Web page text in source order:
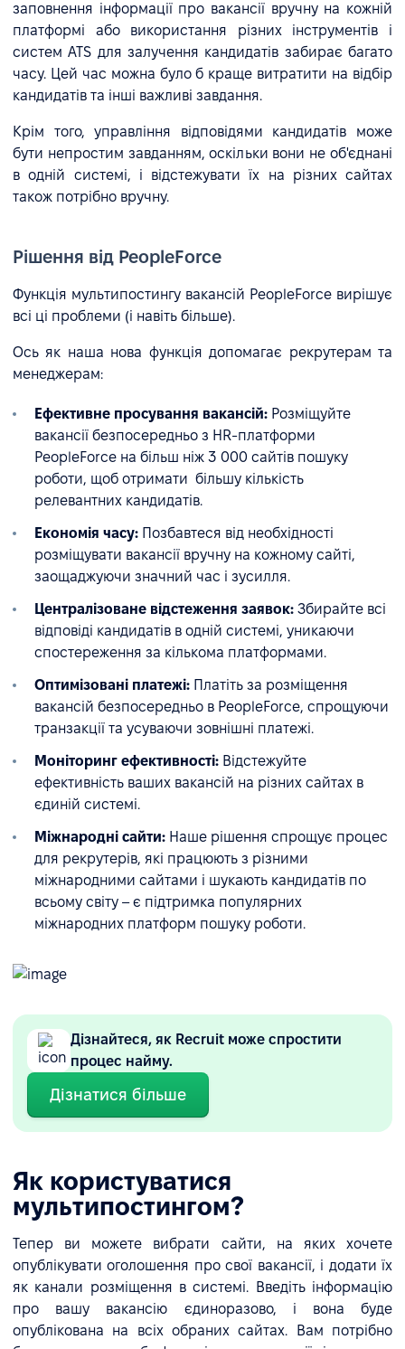
заповнення інформації про вакансії вручну на кожній
платформі або використання різних інструментів і
систем ATS для залучення кандидатів забирає багато
часу. Цей час можна було б краще витратити на відбір
кандидатів та інші важливі завдання.
Крім того, управління відповідями кандидатів може
бути непростим завданням, оскільки вони не об'єднані
в одній системі, і відстежувати їх на різних сайтах
також потрібно вручну.
Рішення від PeopleForce
Функція мультипостингу вакансій PeopleForce вирішує
всі ці проблеми (і навіть більше).
Ось як наша нова функція допомагає рекрутерам та
менеджерам:
Ефективне просування вакансій: Розміщуйте
вакансії безпосередньо з HR-платформи
PeopleForce на більш ніж 3 000 сайтів пошуку
роботи, щоб отримати більшу кількість
релевантних кандидатів.
Економія часу: Позбавтеся від необхідності
розміщувати вакансії вручну на кожному сайті,
заощаджуючи значний час і зусилля.
Централізоване відстеження заявок: Збирайте всі
відповіді кандидатів в одній системі, уникаючи
спостереження за кількома платформами.
Оптимізовані платежі: Платіть за розміщення
вакансій безпосередньо в PeopleForce, спрощуючи
транзакції та усуваючи зовнішні платежі.
Моніторинг ефективності: Відстежуйте
ефективність ваших вакансій на різних сайтах в
єдиній системі.
Міжнародні сайти: Наше рішення спрощує процес
для рекрутерів, які працюють з різними
міжнародними сайтами і шукають кандидатів по
всьому світу – є підтримка популярних
міжнародних платформ пошуку роботи.
Дізнайтеся, як Recruit може спростити
процес найму.
Дізнатися більше
Як користуватися
мультипостингом?
Тепер ви можете вибрати сайти, на яких хочете
опублікувати оголошення про свої вакансії, і додати їх
як канали розміщення в системі. Введіть інформацію
про вашу вакансію єдиноразово, і вона буде
опублікована на всіх обраних сайтах. Вам потрібно